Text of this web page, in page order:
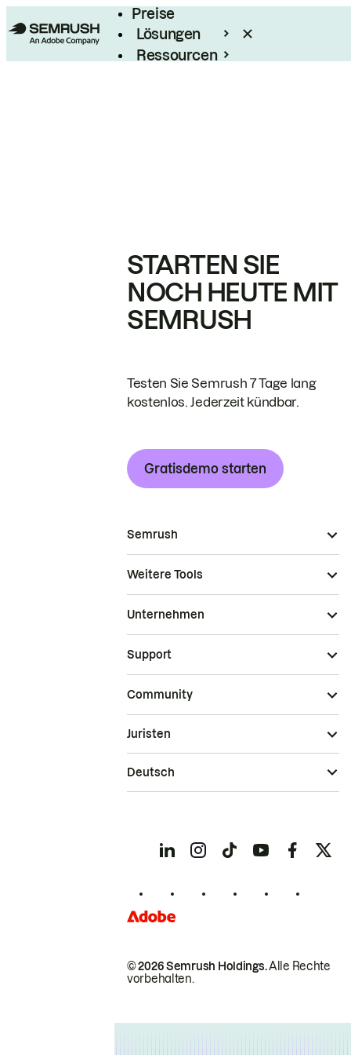
Preise
Lösungen
Ressourcen
STARTEN SIE
NOCH HEUTE MIT
SEMRUSH
Testen Sie Semrush 7 Tage lang
kostenlos. Jederzeit kündbar.
Gratisdemo starten
Semrush
Weitere Tools
Unternehmen
Support
Community
© 2026 Semrush Holdings.Alle Rechte
vorbehalten.
Juristen
Deutsch